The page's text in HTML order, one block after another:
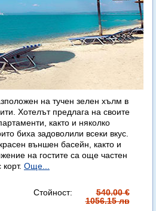
на тучен зелен хълм в
Хотелът предлага на своите
както и няколко
биха задоволили всеки вкус.
външен басейн, както и
на гостите са още частен
Още...
Стойност:
540.00 €
1056.15 лв